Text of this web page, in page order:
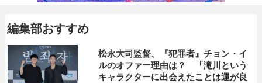
編集部おすすめ
松永大司監督、『犯罪者』チョン・イ
ルのオファー理由は？ 「滝川という
キャラクターに出会えたことは運が良